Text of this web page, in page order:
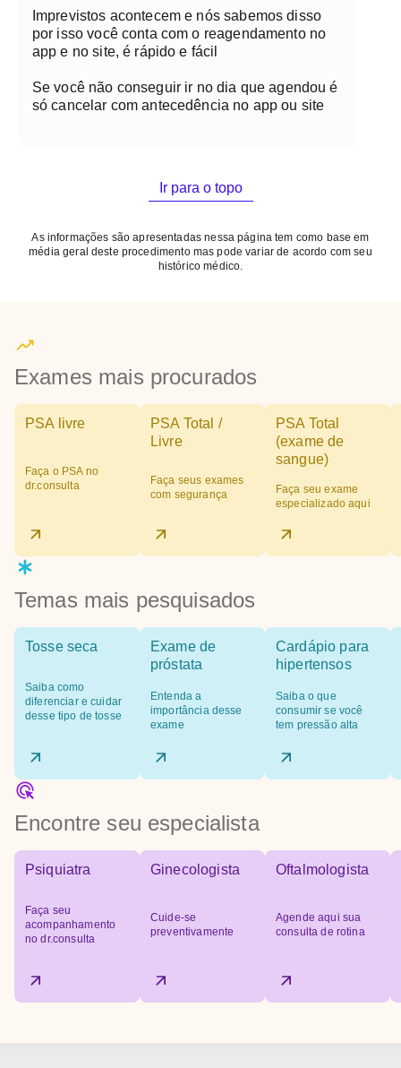
Imprevistos acontecem e nós sabemos disso
por isso você conta com o reagendamento no
app e no site, é rápido e fácil
Se você não conseguir ir no dia que agendou é
só cancelar com antecedência no app ou site
Ir para o topo
As informações são apresentadas nessa página tem como base em
média geral deste procedimento mas pode variar de acordo com seu
histórico médico.
Exames mais procurados
PSA livre
Faça o PSA no
dr.consulta
PSA Total /
Livre
Faça seus exames
com segurança
PSA Total
(exame de
sangue)
Faça seu exame
especializado aqui
Temas mais pesquisados
Tosse seca
Saiba como
diferenciar e cuidar
desse tipo de tosse
Exame de
próstata
Entenda a
importância desse
exame
Cardápio para
hipertensos
Saiba o que
consumir se você
tem pressão alta
Encontre seu especialista
Psiquiatra
Faça seu
acompanhamento
no dr.consulta
Ginecologista
Cuide-se
preventivamente
Oftalmologista
Agende aqui sua
consulta de rotina